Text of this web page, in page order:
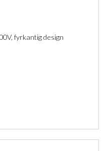
fyrkantig design